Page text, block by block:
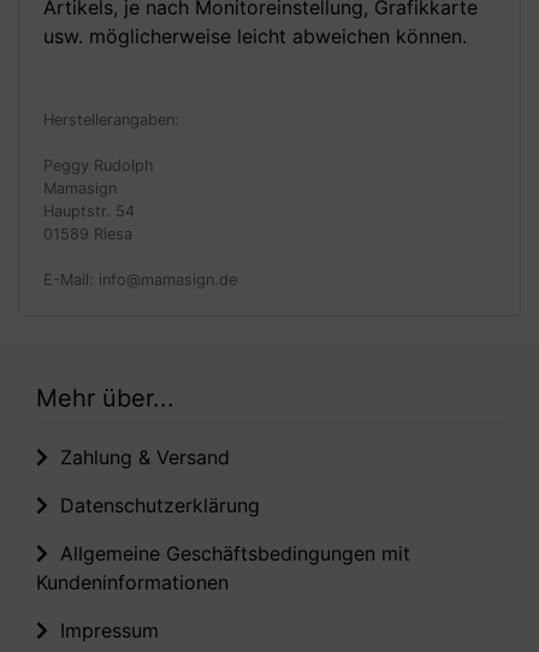
Artikels, je nach Monitoreinstellung, Grafikkarte
usw. möglicherweise leicht abweichen können.
Herstellerangaben:
Peggy Rudolph
Mamasign
Hauptstr. 54
01589 Riesa
E-Mail: info@mamasign.de
Mehr über...
Zahlung & Versand
Datenschutzerklärung
Allgemeine Geschäftsbedingungen mit
Kundeninformationen
Impressum